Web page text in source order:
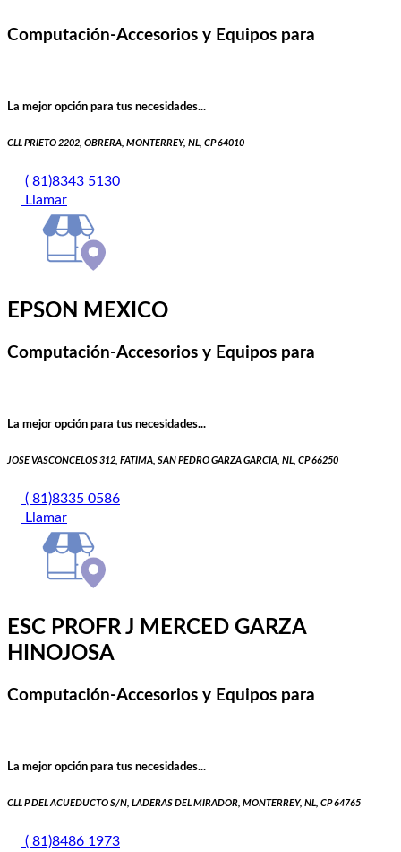
Computación-Accesorios y Equipos para
La mejor opción para tus necesidades...
CLL PRIETO 2202, OBRERA, MONTERREY, NL, CP 64010
( 81)8343 5130
Llamar
EPSON MEXICO
Computación-Accesorios y Equipos para
La mejor opción para tus necesidades...
JOSE VASCONCELOS 312, FATIMA, SAN PEDRO GARZA GARCIA, NL, CP 66250
( 81)8335 0586
Llamar
ESC PROFR J MERCED GARZA
HINOJOSA
Computación-Accesorios y Equipos para
La mejor opción para tus necesidades...
CLL P DEL ACUEDUCTO S/N, LADERAS DEL MIRADOR, MONTERREY, NL, CP 64765
( 81)8486 1973